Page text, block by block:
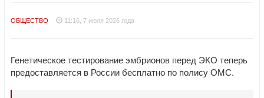
ОБЩЕСТВО 11:16, 7 июля 2026 года
Генетическое тестирование эмбрионов перед ЭКО теперь
предоставляется в России бесплатно по полису ОМС.